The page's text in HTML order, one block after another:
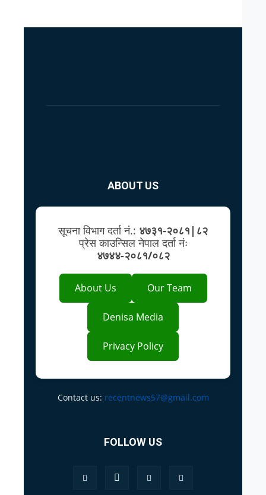
ABOUT US
सूचना विभाग दर्ता नं.: ४७३१-२०८१|८२
प्रेस काउन्सिल नेपाल दर्ता नंः
४७४४-२०८१/०८२
About Us Our Team
Denisa Media
Privacy Policy
Contact us: recentnews57@gmail.com
FOLLOW US